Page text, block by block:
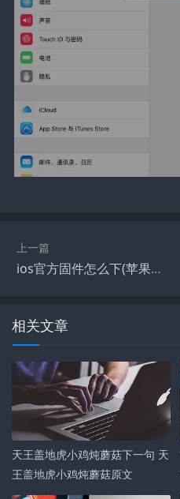
上一篇
ios官方固件怎么下(苹果官网如何下载ios固件?)
相关文章
天王盖地虎小鸡炖蘑菇下一句 天
王盖地虎小鸡炖蘑菇原文